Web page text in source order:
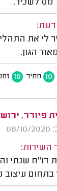
מס לשכיר.
דעת:
לי את
הגון.
10 מחיר 10
פיורר,
השירות:
דו"ח שנתי
בתחום עיצוב